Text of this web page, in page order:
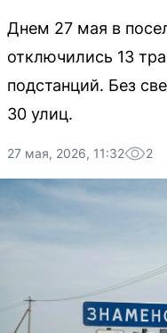
Днем 27 мая в
отключились 13
подстанций. Без
30 улиц.
27 мая, 2026, 11:32 2